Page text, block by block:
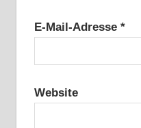
E-Mail-Adresse *
Website